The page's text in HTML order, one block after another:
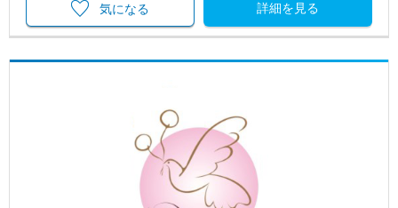
詳細を見る
気になる